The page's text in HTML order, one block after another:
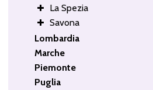
La Spezia
Savona
Lombardia
Marche
Piemonte
Puglia